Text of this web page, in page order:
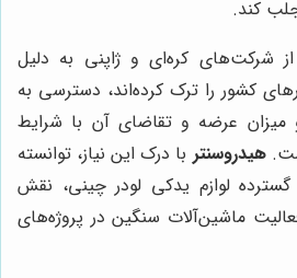
کند.
شرکت‌های کره‌ای و ژاپنی به دلیل
کشور را ترک کرده‌اند، دسترسی به
میزان عرضه و تقاضای آن با شرایط
هیدروسنتر با درک این نیاز، توانسته
لوازم یدکی لودر چینی، نقش
ماشین‌آلات سنگین در پروژه‌های